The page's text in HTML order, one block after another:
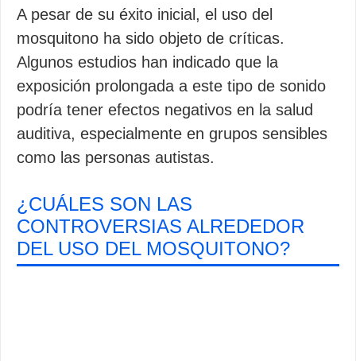
A pesar de su éxito inicial, el uso del
mosquitono ha sido objeto de críticas.
Algunos estudios han indicado que la
exposición prolongada a este tipo de sonido
podría tener efectos negativos en la salud
auditiva, especialmente en grupos sensibles
como las personas autistas.
¿CUÁLES SON LAS
CONTROVERSIAS ALREDEDOR
DEL USO DEL MOSQUITONO?